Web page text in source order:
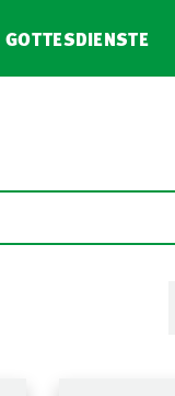
GOTTESDIENSTE